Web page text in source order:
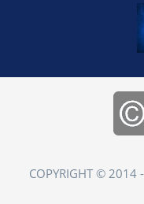
COPYRIGHT © 2014